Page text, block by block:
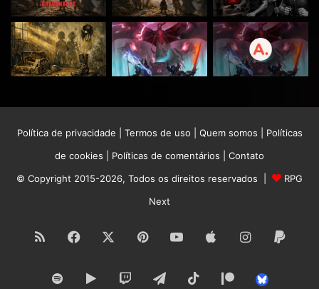
Política de privacidade Termos de uso Quem somos
Políticas
de cookies
Políticas de comentários
Contato
© Copyright 2015-2026, Todos os direitos reservados |
RPG
Next
RSS Facebook PinterestYouTubeAppleInstagram
SpotifyGoogle TwitchTelegramTikTokPatreon